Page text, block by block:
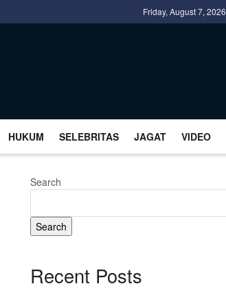
Friday, August 7, 2026
HUKUM SELEBRITAS JAGAT VIDEO
Search
Search
Recent Posts